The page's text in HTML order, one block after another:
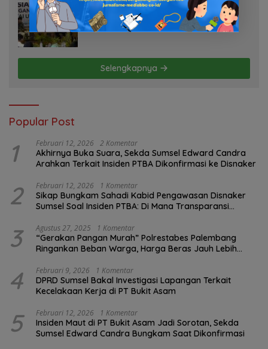
Agustus 7, 2026
Selamatkan Lahan Pertanian Brebes
dari Banjir, Kemendagri Dorong
Selengkapnya
Popular Post
1 Februari 12, 2026 2 Komentar
Akhirnya Buka Suara, Sekda Sumsel Edward Candra
Arahkan Terkait Insiden PTBA Dikonfirmasi ke Disnaker
2 Februari 12, 2026 1 Komentar
Sikap Bungkam Sahadi Kabid Pengawasan Disnaker
Sumsel Soal Insiden PTBA: Di Mana Transparansi
3 Agustus 27, 2025 1 Komentar
“Gerakan Pangan Murah” Polrestabes Palembang
Ringankan Beban Warga, Harga Beras Jauh Lebih
4 Februari 9, 2026 1 Komentar
DPRD Sumsel Bakal Investigasi Lapangan Terkait
Kecelakaan Kerja di PT Bukit Asam
5 Februari 12, 2026 1 Komentar
Insiden Maut di PT Bukit Asam Jadi Sorotan, Sekda
Sumsel Edward Candra Bungkam Saat Dikonfirmasi